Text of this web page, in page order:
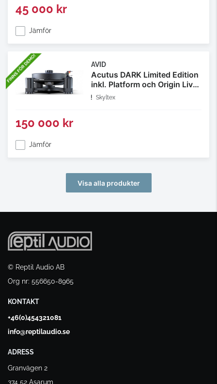
45 000 kr
Jämför
AVID
Acutus DARK Limited Edition
inkl. Platform och Origin Live
Encounter och Lyra Delos
Skyltex
150 000 kr
Jämför
Visa alla produkter
© Reptil Audio AB
Org nr: 556650-8965
KONTAKT
+46(0)454321081
info@reptilaudio.se
ADRESS
Granvägen 2
374 52 Asarum